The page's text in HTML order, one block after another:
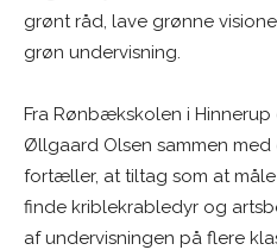
grønt råd, lave grønne
grøn undervisning.
Fra Rønbækskolen i
Øllgaard Olsen sammen med
fortæller, at tiltag som at
finde kriblekrabledyr og
af undervisningen på flere